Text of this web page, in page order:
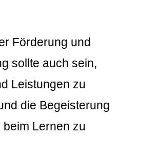
Förderung und
sollte auch sein,
Leistungen zu
die Begeisterung
beim Lernen zu